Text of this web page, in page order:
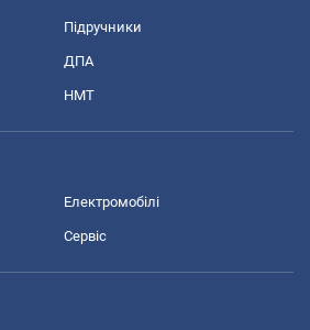
Підручники
ДПА
НМТ
Електромобілі
Сервіс